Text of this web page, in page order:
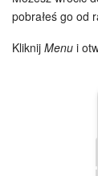
pobrałeś go od
Kliknij Menu i